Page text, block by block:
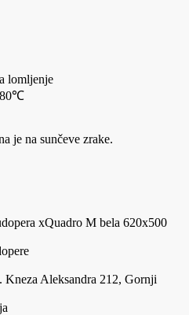
lomljenje
je na sunčeve zrake.
xQuadro M bela 620x500
Aleksandra 212, Gornji